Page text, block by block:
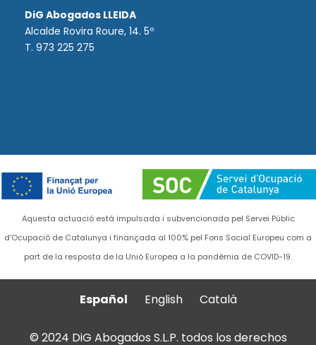
DiG Abogados LLEIDA
Alcalde Rovira Roure, 14. 5º
T. 973 225 275
Aquesta actuació està impulsada i subvencionada pel Servei Públic
d'Ocupació de Catalunya i finançada al 100% pel Fons Social Europeu com a
part de la resposta de la Unió Europea a la pandèmia de COVID-19.
Español English Català
© 2024 DiG Abogados S.L.P. todos los derechos